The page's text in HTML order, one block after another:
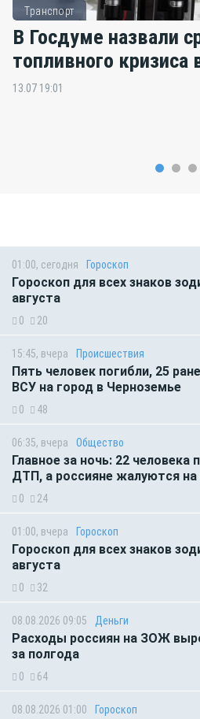
Транспорт
В Госдуме назвали
топливного кризиса
13.07 19:01
01:00, сегодня Гороскоп
Гороскоп для всех знаков
августа
0 20
15:45, вчера Происшествия
Пять человек погибли, 25
ВСУ на город в Черноземье
0 48
06:35, вчера Общество
Главное за ночь: 22
ДТП, а россияне жалуются
0 24
01:00, вчера Гороскоп
Гороскоп для всех знаков
августа
0 32
08.08.2026 09:05 Деньги
Расходы россиян на ЗОЖ
за полгода
0 64
08.08.2026 01:00 Гороскоп